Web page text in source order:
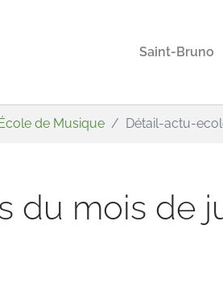
Saint-Bruno
de Musique Détail-actu-
du mois de